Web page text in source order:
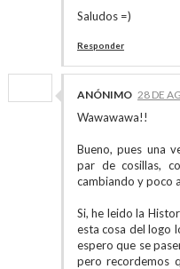
Saludos =)
Responder
ANÓNIMO 28 DE
Wawawawa!!
Bueno, pues una
par de cosillas,
cambiando y poco
Si, he leido la
esta cosa del logo
espero que se
pero recordemos